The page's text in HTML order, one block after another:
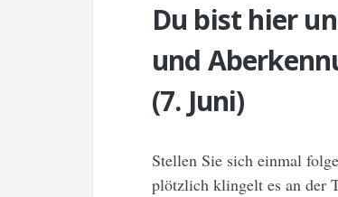
Du bist hier
und
(7. Juni)
Stellen Sie sich einmal
plötzlich klingelt es an der